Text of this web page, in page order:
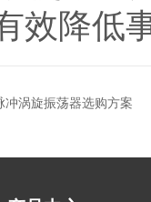
效降低
冲涡旋振荡器选购方案